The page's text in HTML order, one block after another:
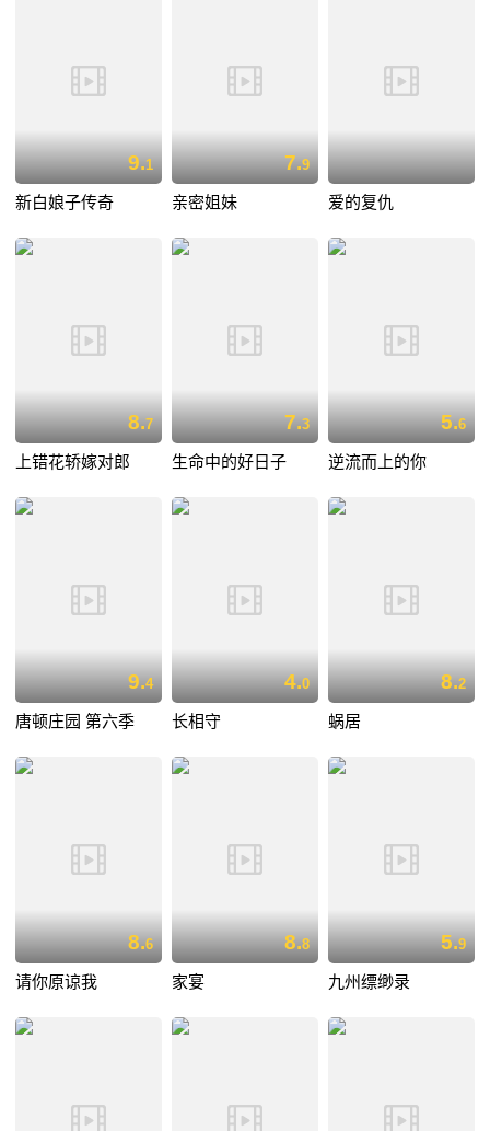
9.1
新白娘子传奇
7.9
亲密姐妹 爱的复仇
8.7
上错花轿嫁对郎
7.3
生命中的好日子
5.6
逆流而上的你
9.4
唐顿庄园 第六季
4.0
长相守
8.2
蜗居
8.6
请你原谅我
8.8
家宴
5.9
九州缥缈录